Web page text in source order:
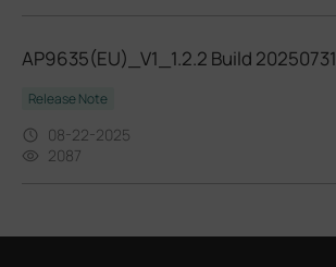
AP9635(EU)_V1_1.2.2 Build 20250731
Release Note
08-22-2025
2087